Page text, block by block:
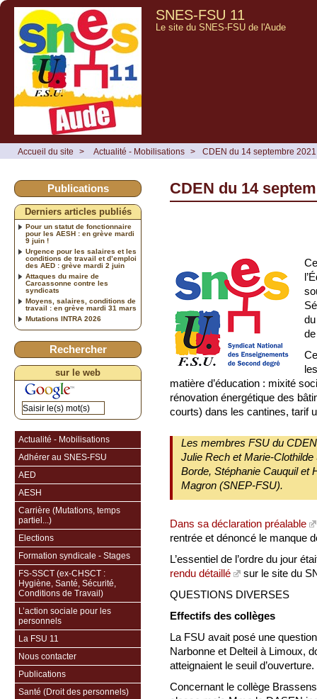
SNES-FSU 11
Le site du SNES-FSU de l'Aude
Accueil du site > Actualité - Mobilisations > CDEN du 14 septembre 2021
CDEN du 14
matière d’éducation : mixité
rénovation énergétique des
courts) dans les cantines, tarif
Les membres FSU du
Julie Rech et Marie-
Borde, Stéphanie Cauquil et
Magron (SNEP-FSU).
Dans sa déclaration préalable
rentrée et dénoncé le manque
L’essentiel de l’ordre du jour
rendu détaillé
sur le site du
QUESTIONS DIVERSES
Effectifs des collèges
La FSU avait posé une
Narbonne et Delteil à Limoux,
atteignaient le seuil d’ouverture.
Concernant le collège
Publications
Derniers articles publiés
Pour un statut de fonctionnaire
pour les AESH : en grève mardi
9 juin !
Urgence pour les salaires et les
conditions de travail et d’emploi
des AED : grève mardi 2 juin
Attaques du maire de
Carcassonne contre les
syndicats
Moyens, salaires, conditions de
travail : en grève mardi 31 mars
Mutations INTRA 2026
Rechercher
sur le web
Actualité - Mobilisations
Adhérer au SNES-FSU
AED
AESH
Carrière (Mutations, temps
partiel...)
Elections
Formation syndicale - Stages
FS-SSCT (ex-CHSCT :
Hygiène, Santé, Sécurité,
Conditions de Travail)
L’action sociale pour les
personnels
La FSU 11
Nous contacter
Publications
Santé (Droit des personnels)